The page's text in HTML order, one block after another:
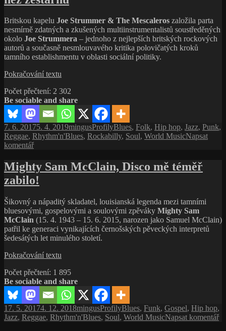
Harris,
houslový
drahoušek,
který
uměl
Britskou kapelu Joe Strummer & The Mescaleros založila parta
nesmírně zdatných a zkušených multiinstrumentalistů soustředěných
okolo Joe Strummera – jednoho z nejlepších britských rockových
autorů a současně nesmlouvavého kritika polovičatých kroků
tamního establishmentu v oblasti sociální politiky.
Pokračování textu
&
The
Mescaleros,
ještě
než
zestárnu
Počet přečtení: 2 302
Be sociable and share
Publikováno:
7. 6. 20175. 4. 2019Autor:
mingusRubriky:
ProfilyŠtítky:
Blues, Folk, Hip hop, Jazz, Punk,
Reggae, Rhythm'n'Blues, Rockabilly, Soul, World MusicNapsat
komentářpro
s
názvem
Joe
&
The
Mescaleros,
ještě
než
Mighty Sam McClain, Disco mě téměř
zabilo!
Šikovný a nápaditý skladatel, louisianská legenda mezi tamními
bluesovými, gospelovými a soulovými zpěváky Mighty Sam
McClain (15. 4. 1943 – 15. 6. 2015, narozen jako Samuel McClain)
patřil ke generaci vynikajících černošských pěveckých interpretů
šedesátých let minulého století.
Pokračování textu
McClain,
Disco
mě
téměř
zabilo!
Počet přečtení: 1 895
Be sociable and share
Publikováno:
17. 5. 20174. 12. 2018Autor:
mingusRubriky:
ProfilyŠtítky:
Blues, Funk, Gospel, Hip hop,
Jazz, Reggae, Rhythm'n'Blues, Soul, World MusicNapsat komentář